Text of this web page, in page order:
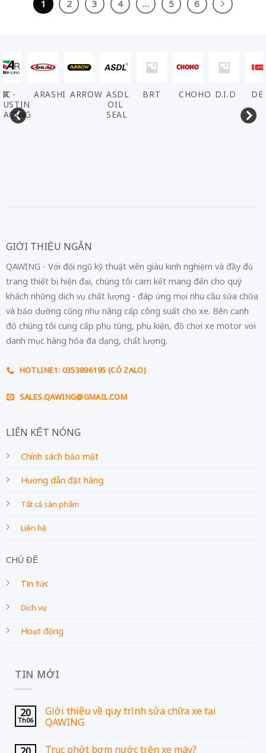
1 2 3 4 … 5 6
ARASHI ARROW
ASDL
BRT CHOHO D.I.D DENSO
GIỚI THIỆU NGẮN
QAWING - Với đội ngũ kỹ thuật viên giàu kinh nghiệm và đầy đủ
trang thiết bị hiện đại, chúng tôi cam kết mang đến cho quý
khách những dịch vụ chất lượng - đáp ứng mọi nhu cầu sửa chữa
và bảo dưỡng cũng như nâng cấp công suất cho xe. Bên cạnh
đó chúng tôi cung cấp phụ tùng, phụ kiện, đồ chơi xe motor với
danh mục hàng hóa đa dạng, chất lượng.
HOTLINE1: 0353896195 (CÓ ZALO)
SALES.QAWING@GMAIL.COM
LIÊN KẾT NÓNG
Chính sách bảo mật
Hướng dẫn đặt hàng
Tất cả sản phẩm
Liên hệ
CHỦ ĐỀ
Tin tức
Dịch vụ
Hoạt động
TIN MỚI
20
Th06
Giới thiệu về quy trình sửa chữa xe tại
QAWING
Trục phớt bơm nước trên xe máy?